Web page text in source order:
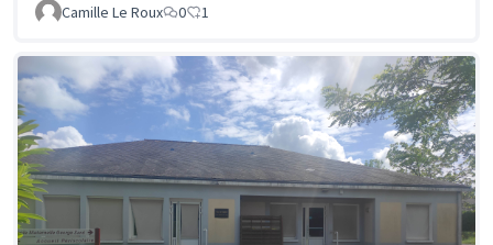
Camille Le Roux
0 1